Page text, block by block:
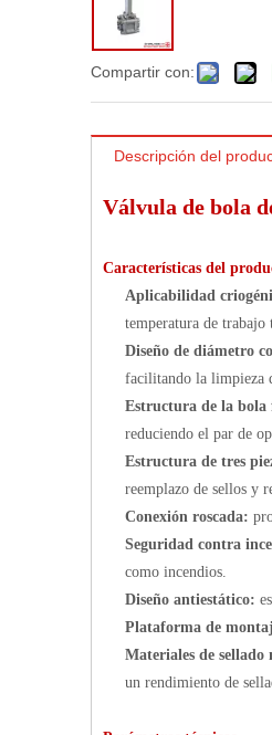
Compartir con:
Descripción del
Válvula de bola
Características del
Aplicabilidad
temperatura de trabajo
Diseño de diámetro
facilitando la limpieza
Estructura de la bola
reduciendo el par de
Estructura de tres
reemplazo de sellos y
Conexión roscada:
Seguridad contra
como incendios.
Diseño antiestático:
Plataforma de
Materiales de sellado
un rendimiento de